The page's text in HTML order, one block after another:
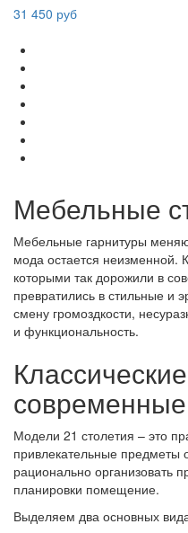
31 450 руб
Мебельные
Мебельные гарнитуры
мода остается
которыми так дорожили в
превратились в стильные и
смену громоздкости,
и функциональность.
современные
Модели 21 столетия – это
привлекательные предметы
рационально организовать
планировки помещение.
Выделяем два основных